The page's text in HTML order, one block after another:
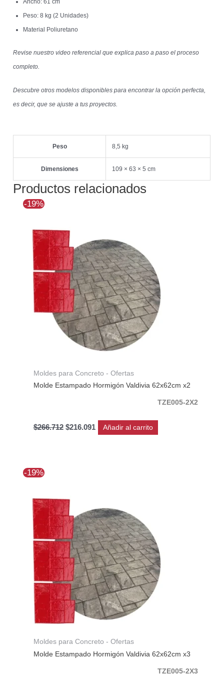
Ancho: 61 cm
Peso: 8 kg (2 Unidades)
Material Poliuretano
Revise nuestro video referencial que explica paso a paso el proceso
completo.
Descubre otros modelos disponibles para encontrar la opción perfecta,
es decir, que se ajuste a tus proyectos.
Peso 8,5 kg
Dimensiones 109 × 63 × 5 cm
Productos relacionados
-19%
Moldes para Concreto - Ofertas
Molde Estampado Hormigón Valdivia 62x62cm x2
TZE005-2X2
$266.712
era:
$266.712.
$216.091
$216.091.
Añadir al carrito
-19%
Moldes para Concreto - Ofertas
Molde Estampado Hormigón Valdivia 62x62cm x3
TZE005-2X3
era:
$382.664.$309.980.